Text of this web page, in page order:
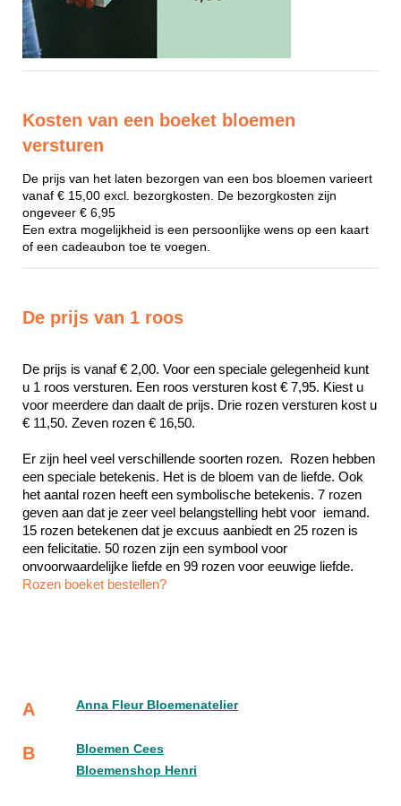
Kosten van een boeket bloemen
versturen
De prijs van het laten bezorgen van een bos bloemen varieert
vanaf € 15,00 excl. bezorgkosten. De bezorgkosten zijn
ongeveer € 6,95
Een extra mogelijkheid is een persoonlijke wens op een kaart
of een cadeaubon toe te voegen.
De prijs van 1 roos
De prijs is vanaf € 2,00. Voor een speciale gelegenheid kunt
u 1 roos versturen. Een roos versturen kost € 7,95. Kiest u
voor meerdere dan daalt de prijs. Drie rozen versturen kost u
€ 11,50. Zeven rozen € 16,50.
Er zijn heel veel verschillende soorten rozen.  Rozen hebben
een speciale betekenis. Het is de bloem van de liefde. Ook
het aantal rozen heeft een symbolische betekenis. 7 rozen
geven aan dat je zeer veel belangstelling hebt voor  iemand.
15 rozen betekenen dat je excuus aanbiedt en 25 rozen is
een felicitatie. 50 rozen zijn een symbool voor
Rozen boeket bestellen?
A Anna Fleur Bloemenatelier
B
Bloemen Cees
Bloemenshop Henri